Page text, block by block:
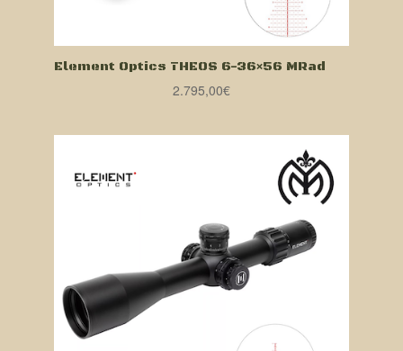
Element Optics THEOS 6-36×56 MRad
2.795,00€